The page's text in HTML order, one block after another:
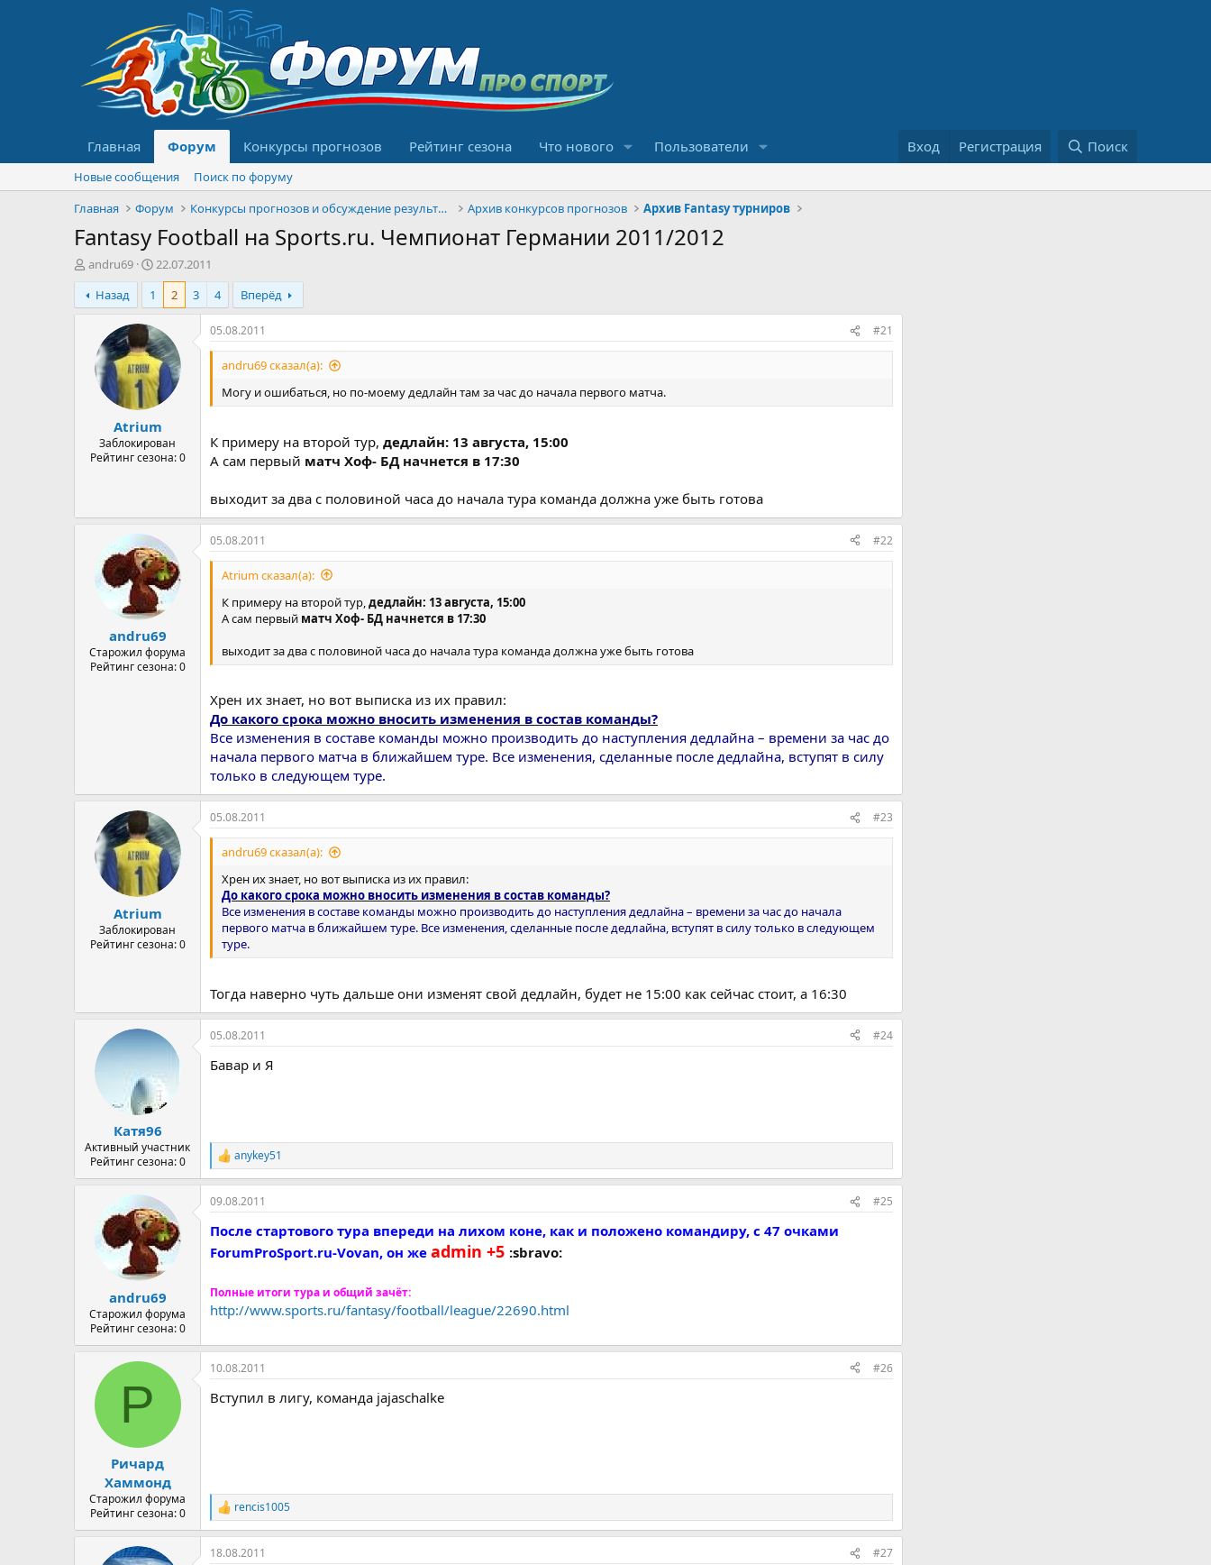
Главная Форум Конкурсы прогнозов Рейтинг сезона Что нового Пользователи Вход Регистрация Поиск
Новые сообщения
Поиск по форуму
Главная
Форум Конкурсы прогнозов и обсуждение результатов Архив конкурсов прогнозов Архив Fantasy турниров
Fantasy Football на Sports.ru. Чемпионат Германии 2011/2012
А
в
т
о
м
andru69
Д
а
а
н
а
ч
а
л
а
22.07.2011
Назад
1 2 3 4 Вперёд
Atrium
Заблокирован
Рейтинг сезона: 0
05.08.2011 #21
andru69 сказал(а):
Могу и ошибаться, но по-моему дедлайн там за час до начала первого матча.
К примеру на второй тур, дедлайн: 13 августа, 15:00
А сам первый матч Хоф- БД начнется в 17:30
выходит за два с половиной часа до начала тура команда должна уже быть готова
andru69
Старожил форума
Рейтинг сезона: 0
05.08.2011 #22
Atrium сказал(а):
К примеру на второй тур, дедлайн: 13 августа, 15:00
А сам первый матч Хоф- БД начнется в 17:30
выходит за два с половиной часа до начала тура команда должна уже быть готова
Хрен их знает, но вот выписка из их правил:
До какого срока можно вносить изменения в состав команды?
Все изменения в составе команды можно производить до наступления дедлайна – времени за час до
начала первого матча в ближайшем туре. Все изменения, сделанные после дедлайна, вступят в силу
только в следующем туре.
Atrium
Заблокирован
Рейтинг сезона: 0
05.08.2011 #23
andru69 сказал(а):
Хрен их знает, но вот выписка из их правил:
До какого срока можно вносить изменения в состав команды?
Все изменения в составе команды можно производить до наступления дедлайна – времени за час до начала
первого матча в ближайшем туре. Все изменения, сделанные после дедлайна, вступят в силу только в следующем
туре.
Тогда наверно чуть дальше они изменят свой дедлайн, будет не 15:00 как сейчас стоит, а 16:30
Катя96
Активный участник
Рейтинг сезона: 0
05.08.2011 #24
Бавар и Я
Р
е
а
к
и
и
anykey51
andru69
Старожил форума
Рейтинг сезона: 0
09.08.2011 #25
После стартового тура впереди на лихом коне, как и положено командиру, с 47 очками
ForumProSport.ru-Vovan, он же admin +5 :sbravo:
Полные итоги тура и общий зачёт:
http://www.sports.ru/fantasy/football/league/22690.html
Р
Ричард
Хаммонд
Старожил форума
Рейтинг сезона: 0
10.08.2011 #26
Вступил в лигу, команда jajaschalke
Р
е
а
к
rencis1005
18.08.2011 #27